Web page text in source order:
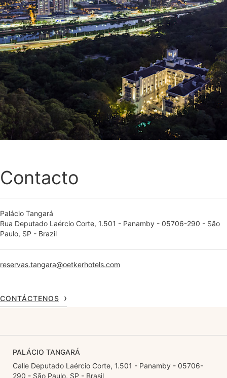
Contacto
Palácio Tangará
Rua Deputado Laércio Corte, 1.501 - Panamby - 05706-290 - São
Paulo, SP - Brazil
reservas.tangara@oetkerhotels.com
CONTÁCTENOS
PALÁCIO TANGARÁ
Calle Deputado Laércio Corte, 1.501 - Panamby - 05706-
290 - São Paulo, SP - Brasil